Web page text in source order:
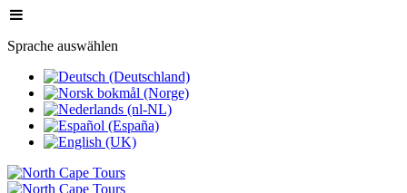
Sprache auswählen